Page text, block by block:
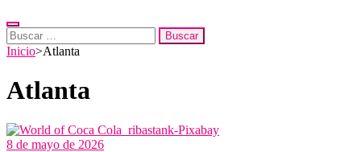
Buscar:
Inicio>Atlanta
Atlanta
8 de mayo de 2026